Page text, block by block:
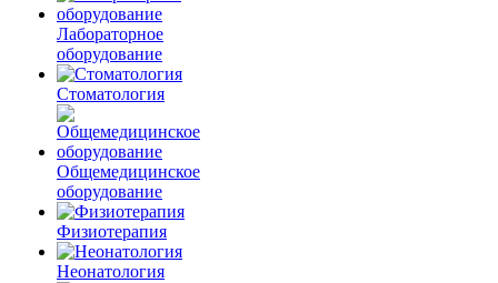
Лабораторное
оборудование
Стоматология
Общемедицинское
оборудование
Физиотерапия
Неонатология